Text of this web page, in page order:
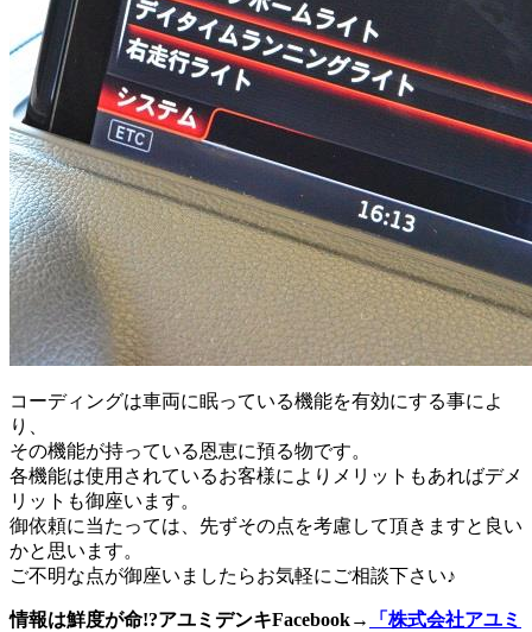
コーディングは車両に眠っている機能を有効にする事によ
り、
その機能が持っている恩恵に預る物です。
各機能は使用されているお客様によりメリットもあればデメ
リットも御座います。
御依頼に当たっては、先ずその点を考慮して頂きますと良い
かと思います。
ご不明な点が御座いましたらお気軽にご相談下さい♪
情報は鮮度が命!?アユミデンキFacebook→
「株式会社アユミ